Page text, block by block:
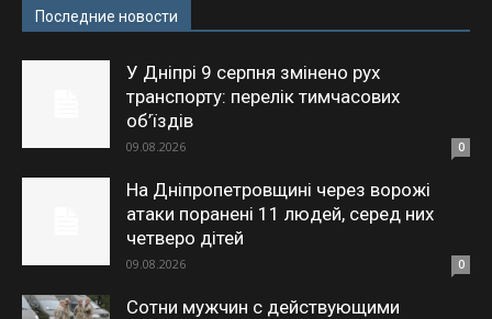
Последние новости
У Дніпрі 9 серпня змінено рух
транспорту: перелік тимчасових
об’їздів
09.08.2026 0
На Дніпропетровщині через ворожі
атаки поранені 11 людей, серед них
четверо дітей
09.08.2026 0
Сотни мужчин с действующими